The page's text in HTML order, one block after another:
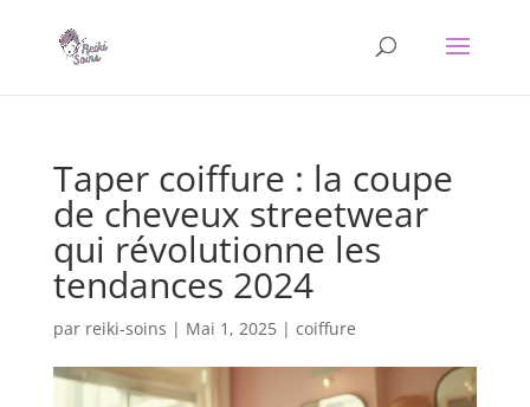
Taper coiffure : la coupe
de cheveux streetwear
qui révolutionne les
tendances 2024
par reiki-soins | Mai 1, 2025| coiffure